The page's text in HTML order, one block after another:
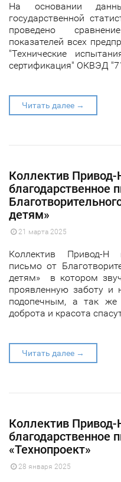
На основании
государственной
проведено
показателей всех
"Технические
сертификация" ОКВЭД
Читать далее →
​Коллектив Привод-
благодарственное
детям»​
21 марта 2025
Коллектив Привод-Н
письмо от
детям» в котором
проявленную заботу и
подопечным, а так же
доброта и красота
Читать далее →
Коллектив Привод-
«Технопроект»
28 января 2025